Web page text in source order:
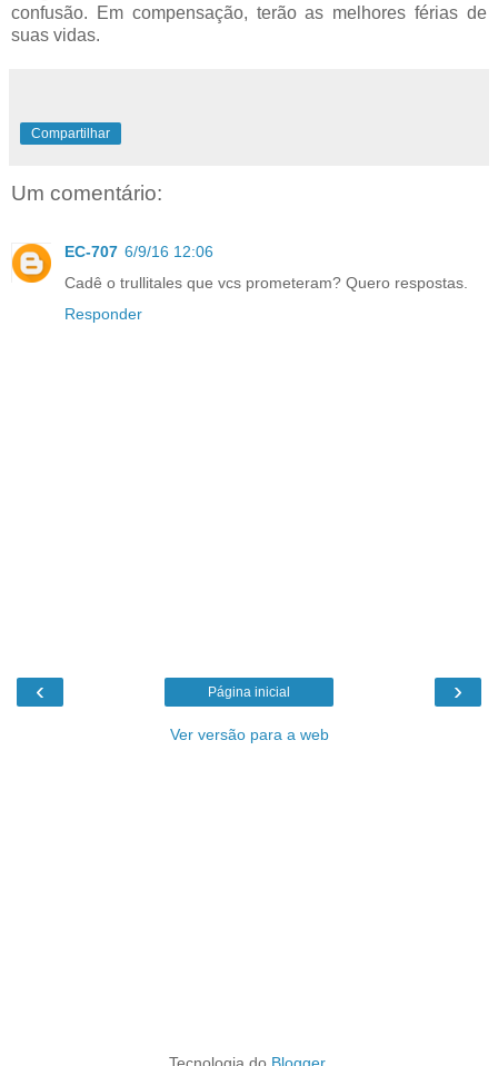
confusão. Em compensação, terão as melhores férias de
suas vidas.
Compartilhar
Um comentário:
EC-707 6/9/16 12:06
Cadê o trullitales que vcs prometeram? Quero respostas.
Responder
‹ ›
Página inicial
Ver versão para a web